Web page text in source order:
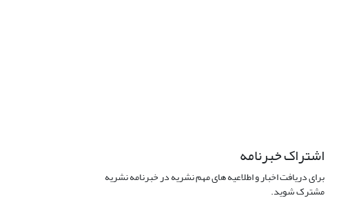
اشتراک خبرنامه
برای دریافت اخبار و اطلاعیه های مهم نشریه در خبرنامه نشریه
مشترک شوید.